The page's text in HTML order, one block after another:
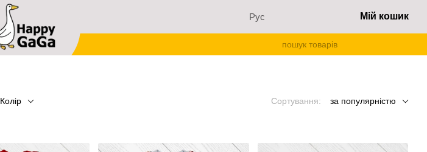
Рус Мій кошик
Колір Сортування: за популярністю